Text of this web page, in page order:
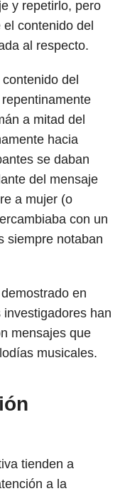
y repetirlo, pero
contenido del
al respecto.
del
a mitad del
hacia
se daban
del mensaje
a mujer (o
con un
siempre notaban
en
han
mensajes que
musicales.
tienden a
a la